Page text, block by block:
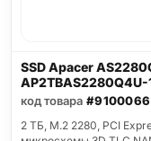
SSD Apacer
AP2TBAS2280Q4U-
код товара #9100066
2 ТБ, M.2 2280, PCI